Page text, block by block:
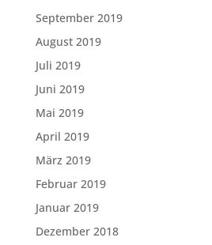
September 2019
August 2019
Juli 2019
Juni 2019
Mai 2019
April 2019
März 2019
Februar 2019
Januar 2019
Dezember 2018